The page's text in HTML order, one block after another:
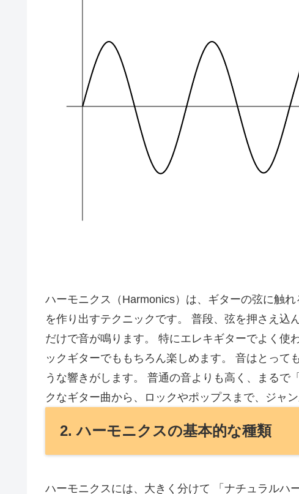
ハーモニクス（Harmonics）は、ギターの弦に触
を作り出すテクニックです。 普段、弦を押さえ込
だけで音が鳴ります。 特にエレキギターでよく使
ックギターでももちろん楽しめます。 音はとって
うな響きがします。 普通の音よりも高く、まるで
クなギター曲から、ロックやポップスまで、ジャ
2. ハーモニクスの基本的な種類
ハーモニクスには、大きく分けて 「ナチュラルハ